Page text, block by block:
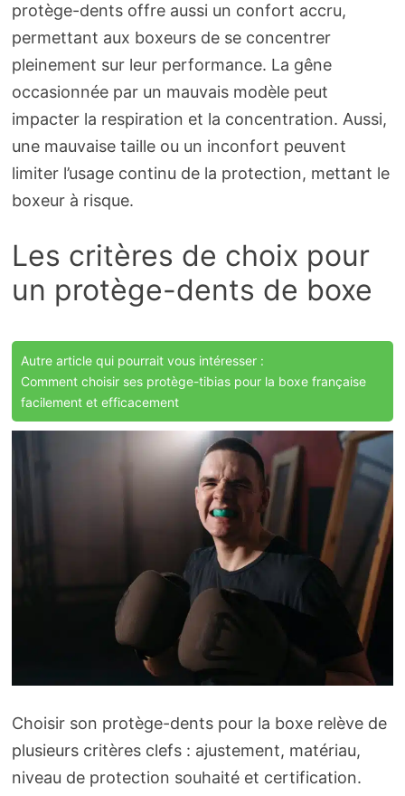
protège-dents offre aussi un confort accru,
permettant aux boxeurs de se concentrer
pleinement sur leur performance. La gêne
occasionnée par un mauvais modèle peut
impacter la respiration et la concentration. Aussi,
une mauvaise taille ou un inconfort peuvent
limiter l’usage continu de la protection, mettant le
boxeur à risque.
Les critères de choix pour
un protège-dents de boxe
Autre article qui pourrait vous intéresser :
Comment choisir ses protège-tibias pour la boxe française
facilement et efficacement
Choisir son protège-dents pour la boxe relève de
plusieurs critères clefs : ajustement, matériau,
niveau de protection souhaité et certification.